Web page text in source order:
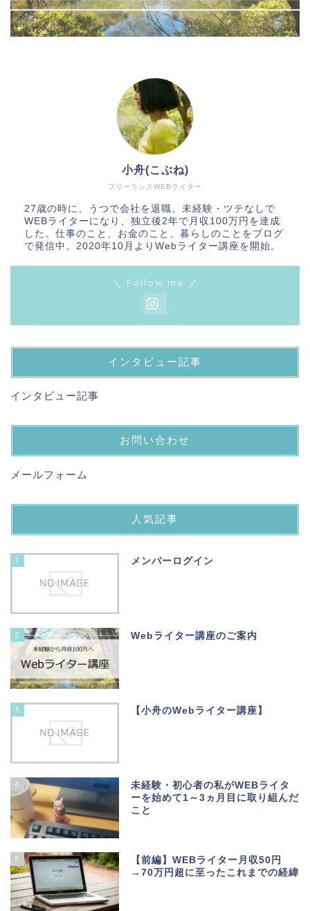
フリーランスWEBライター
小舟(こぶね)
27歳の時に、うつで会社を退職。未経験・ツテなしで
WEBライターになり、独立後2年で月収100万円を達成
した。仕事のこと、お金のこと、暮らしのことをブログ
で発信中。2020年10月よりWebライター講座を開始。
＼ Follow me ／
インタビュー記事
インタビュー記事
お問い合わせ
メールフォーム
人気記事
1 メンバーログイン
2 Webライター講座のご案内
3 【小舟のWebライター講座】
4
未経験・初心者の私がWEBライタ
ーを始めて1～3ヵ月目に取り組んだ
こと
5
【前編】WEBライター月収50円
→70万円超に至ったこれまでの経緯